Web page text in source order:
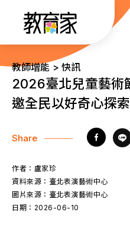
內
::: 教師增能 > 快訊
2026臺北兒童藝術
邀全民以好奇心探
Share
作者： 盧家珍
資料來源： 臺北表演藝術中心
圖片來源： 臺北表演藝術中心
日期： 2026-06-10